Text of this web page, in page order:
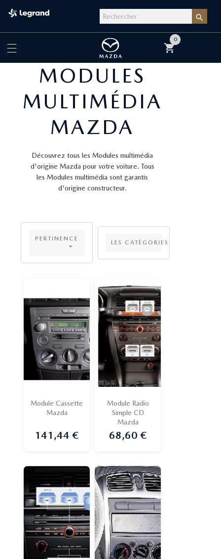

shopping_cart
0
MODULES
MULTIMÉDIA
MAZDA
Découvrez tous les Modules multimédia
d'origine Mazda pour votre voiture. Tous
les Modules multimédia sont garantis
d'origine constructeur.
PERTINENCE
 LES CATÉGORIES
Module Cassette
Mazda
Prix
141,44 €
Module Radio
Simple CD
Mazda
Prix
68,60 €